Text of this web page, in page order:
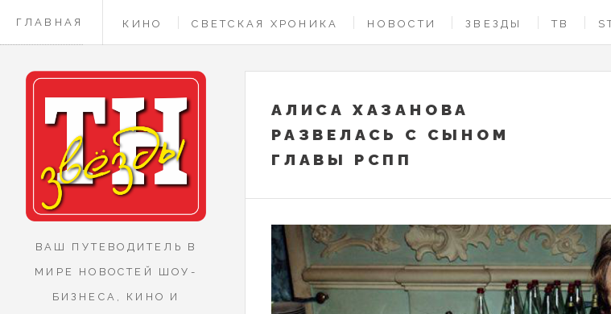
ГЛАВНАЯ КИНО СВЕТСКАЯ ХРОНИКА НОВОСТИ ЗВЕЗДЫ ТВ
КОНТАКТЫ
АЛИСА ХАЗАНОВА
РАЗВЕЛАСЬ С СЫНОМ
ГЛАВЫ РСПП
ВАШ ПУТЕВОДИТЕЛЬ В
МИРЕ НОВОСТЕЙ ШОУ-
БИЗНЕСА, КИНО И